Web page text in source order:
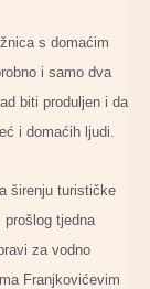
s domaćim
i samo dva
biti produljen i da
i domaćih ljudi.
širenju turističke
tjedna
za vodno
Franjkovićevim